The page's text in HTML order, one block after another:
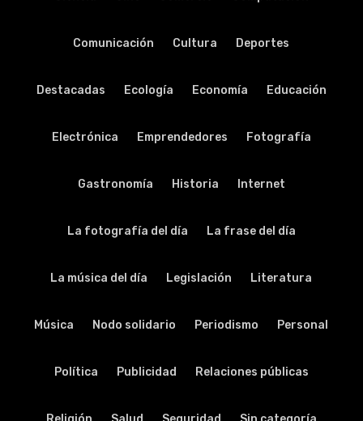
Comunicación Cultura Deportes
Destacadas Ecología Economía Educación
Electrónica Emprendedores Fotografía
Gastronomía Historia Internet
La fotografía del día La frase del día
La música del día Legislación Literatura
Música Nodo solidario Periodismo Personal
Política Publicidad Relaciones públicas